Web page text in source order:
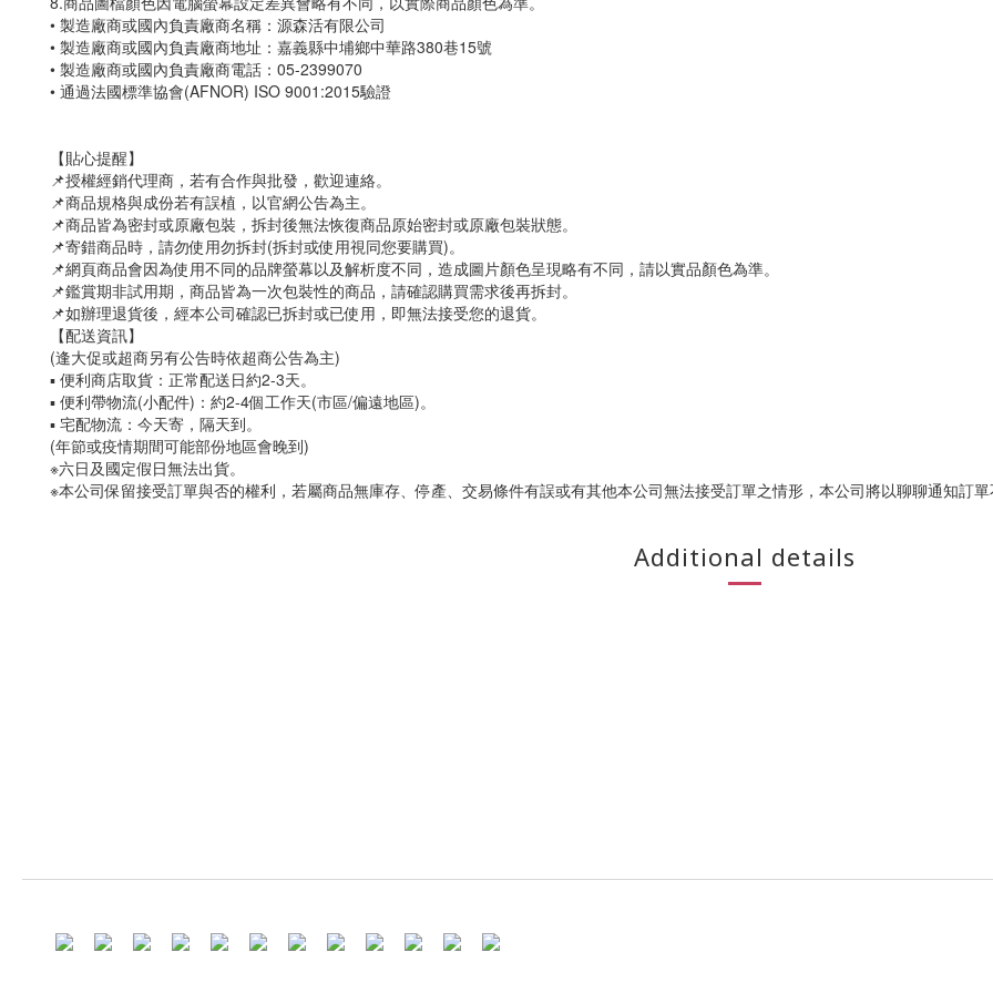
• 製造廠商或國內負責廠商名稱：源森活有限公司
• 製造廠商或國內負責廠商地址：嘉義縣中埔鄉中華路380巷15號
• 製造廠商或國內負責廠商電話：05-2399070
• 通過法國標準協會(AFNOR) ISO 9001:2015驗證
【貼心提醒】
📌授權經銷代理商，若有合作與批發，歡迎連絡。
📌商品規格與成份若有誤植，以官網公告為主。
📌商品皆為密封或原廠包裝，拆封後無法恢復商品原始密封或原廠包裝狀態。
📌寄錯商品時，請勿使用勿拆封(拆封或使用視同您要購買)。
📌網頁商品會因為使用不同的品牌螢幕以及解析度不同，造成圖片顏色呈現略有不同，請以實品顏色為準。
📌鑑賞期非試用期，商品皆為一次包裝性的商品，請確認購買需求後再拆封。
📌如辦理退貨後，經本公司確認已拆封或已使用，即無法接受您的退貨。
【配送資訊】
(逢大促或超商另有公告時依超商公告為主)
▪ 便利商店取貨：正常配送日約2-3天。
▪ 便利帶物流(小配件)：約2-4個工作天(市區/偏遠地區)。
▪ 宅配物流：今天寄，隔天到。
(年節或疫情期間可能部份地區會晚到)
※六日及國定假日無法出貨。
※本公司保留接受訂單與否的權利，若屬商品無庫存、停產、交易條件有誤或有其他本公司無法接受訂單之情形，本公司將以聊聊通知訂單
Additional details